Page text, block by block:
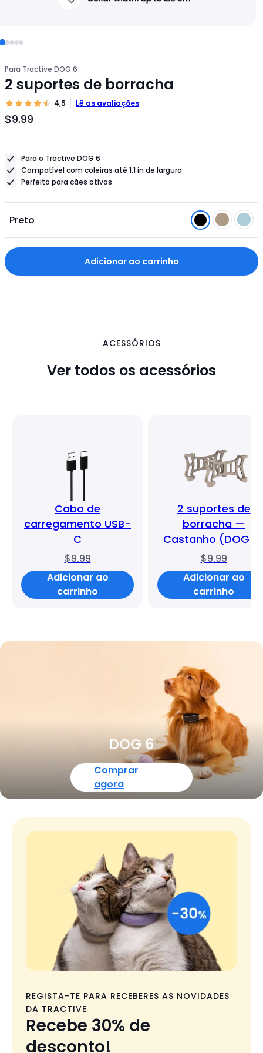
Para Tractive DOG 6
2 suportes de borracha
4,5 Lê as avaliações
$9.99
Preço
produto
$9.99
Para o Tractive DOG 6
Compatível com coleiras até 1.1 in de largura
Perfeito para cães ativos
Preto
Adicionar ao carrinho
ACESSÓRIOS
Ver todos os acessórios
Cabo de
carregamento USB-
C
$9.99
Adicionar ao
carrinho
2 suportes de
borracha —
Castanho (DOG
$9.99
Adicionar ao
carrinho
DOG 6
Comprar
agora
REGISTA-TE PARA RECEBERES AS NOVIDADES
DA TRACTIVE
Recebe 30% de
desconto!